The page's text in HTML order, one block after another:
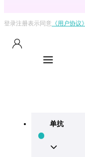
登录注册表示同意 《用户协议》
单抗